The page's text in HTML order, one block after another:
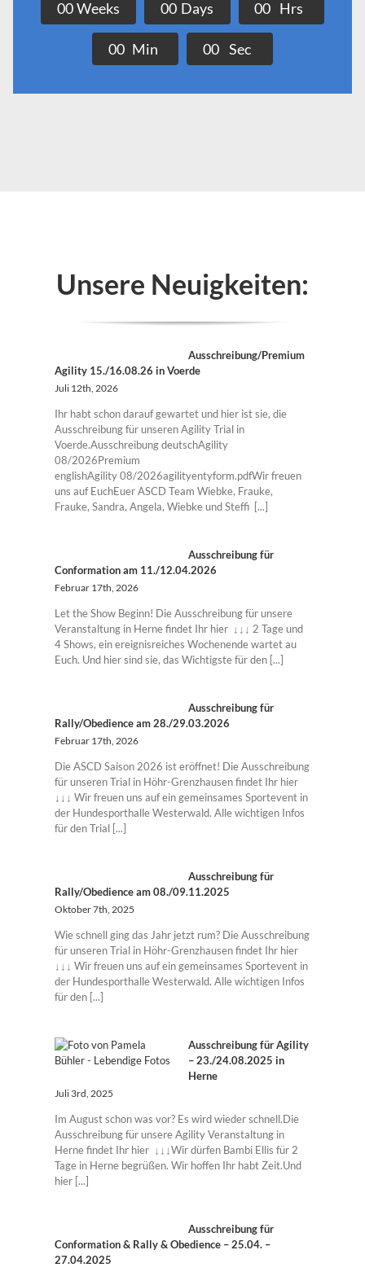
00 Weeks 00 Days 00 Hrs
00 Min 00 Sec
Unsere Neuigkeiten:
Ausschreibung/Premium
Agility 15./16.08.26 in Voerde
Juli 12th, 2026
Ihr habt schon darauf gewartet und hier ist sie, die
Ausschreibung für unseren Agility Trial in
Voerde.Ausschreibung deutschAgility
08/2026Premium
englishAgility 08/2026agilityentyform.pdfWir freuen
uns auf EuchEuer ASCD Team Wiebke, Frauke,
Frauke, Sandra, Angela, Wiebke und Steffi [...]
Ausschreibung für
Conformation am 11./12.04.2026
Februar 17th, 2026
Let the Show Beginn! Die Ausschreibung für unsere
Veranstaltung in Herne findet Ihr hier ↓↓↓ 2 Tage und
4 Shows, ein ereignisreiches Wochenende wartet au
Euch. Und hier sind sie, das Wichtigste für den [...]
Ausschreibung für
Rally/Obedience am 28./29.03.2026
Februar 17th, 2026
Die ASCD Saison 2026 ist eröffnet! Die Ausschreibung
für unseren Trial in Höhr-Grenzhausen findet Ihr hier
↓↓↓ Wir freuen uns auf ein gemeinsames Sportevent in
der Hundesporthalle Westerwald. Alle wichtigen Infos
für den Trial [...]
Ausschreibung für
Rally/Obedience am 08./09.11.2025
Oktober 7th, 2025
Wie schnell ging das Jahr jetzt rum? Die Ausschreibung
für unseren Trial in Höhr-Grenzhausen findet Ihr hier
↓↓↓ Wir freuen uns auf ein gemeinsames Sportevent in
der Hundesporthalle Westerwald. Alle wichtigen Infos
für den [...]
Ausschreibung für Agility
– 23./24.08.2025 in
Herne
Juli 3rd, 2025
Im August schon was vor? Es wird wieder schnell.Die
Ausschreibung für unsere Agility Veranstaltung in
Herne findet Ihr hier ↓↓↓Wir dürfen Bambi Ellis für 2
Tage in Herne begrüßen. Wir hoffen Ihr habt Zeit.Und
hier [...]
Ausschreibung für
Conformation & Rally & Obedience – 25.04. –
27.04.2025